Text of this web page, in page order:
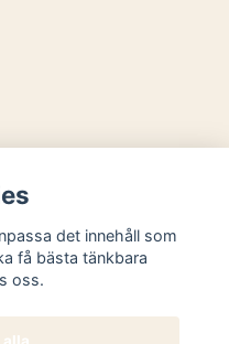
det innehåll som
få bästa tänkbara
oss.
alla